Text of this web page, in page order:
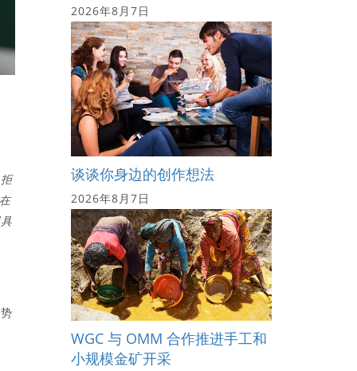
2026年8月7日
谈谈你身边的创作想法
2026年8月7日
WGC 与 OMM 合作推进手工和
小规模金矿开采